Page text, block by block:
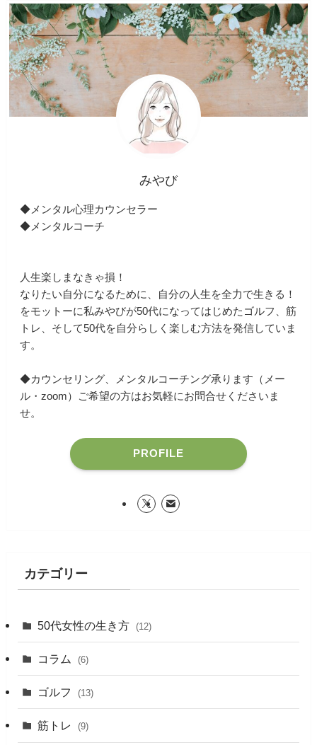
みやび
◆メンタル心理カウンセラー
◆メンタルコーチ
人生楽しまなきゃ損！
なりたい自分になるために、自分の人生を全力で生きる！
をモットーに私みやびが50代になってはじめたゴルフ、筋
トレ、そして50代を自分らしく楽しむ方法を発信していま
す。
◆カウンセリング、メンタルコーチング承ります（メー
ル・zoom）ご希望の方はお気軽にお問合せくださいま
せ。
PROFILE
カテゴリー
50代女性の生き方 (12)
コラム (6)
ゴルフ (13)
筋トレ (9)